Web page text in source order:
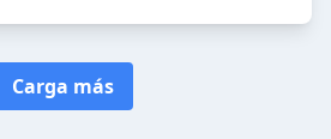
Carga más